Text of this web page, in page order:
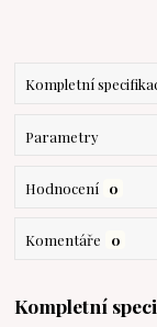
Kompletní
Parametry
Hodnocení 0
Komentáře 0
Kompletní